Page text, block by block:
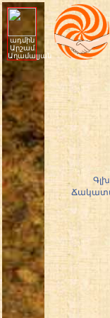
ադմին
Արշամ
Աղամալյան